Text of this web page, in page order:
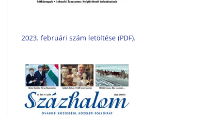
2023. februári szám letöltése (PDF).